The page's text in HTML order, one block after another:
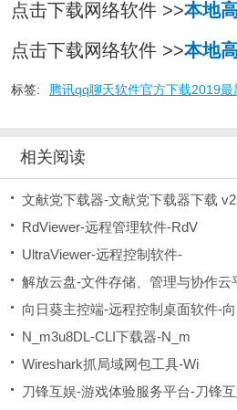
点击下载网络软件 >>本地
点击下载网络软件 >>本地
标签: 腾讯qq聊天软件官方下载2019最
相关阅读
文献党下载器-文献党下载器下载
RdViewer-远程管理软件-RdV
UltraViewer-远程控制软件-
解放云盘-文件存储、管理与协作云
向日葵主控端-远程控制桌面软件-
N_m3u8DL-CLI下载器-N_m
Wireshark抓局域网包工具-Wi
刀锋互娱-游戏体验服务平台-刀锋